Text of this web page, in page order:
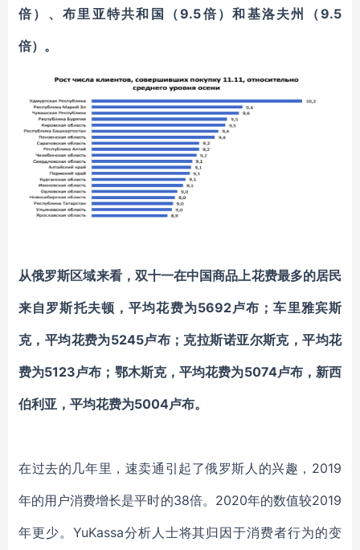
倍）、布里亚特共和国（9.5倍）和基洛夫州（9.5
倍）。
从俄罗斯区域来看，双十一在中国商品上花费最多的居民
来自罗斯托夫顿，平均花费为5692卢布；车里雅宾斯
克，平均花费为5245卢布；克拉斯诺亚尔斯克，平均花
费为5123卢布；鄂木斯克，平均花费为5074卢布，新西
伯利亚，平均花费为5004卢布。
在过去的几年里，速卖通引起了俄罗斯人的兴趣，2019
年的用户消费增长是平时的38倍。2020年的数值较2019
年更少。YuKassa分析人士将其归因于消费者行为的变